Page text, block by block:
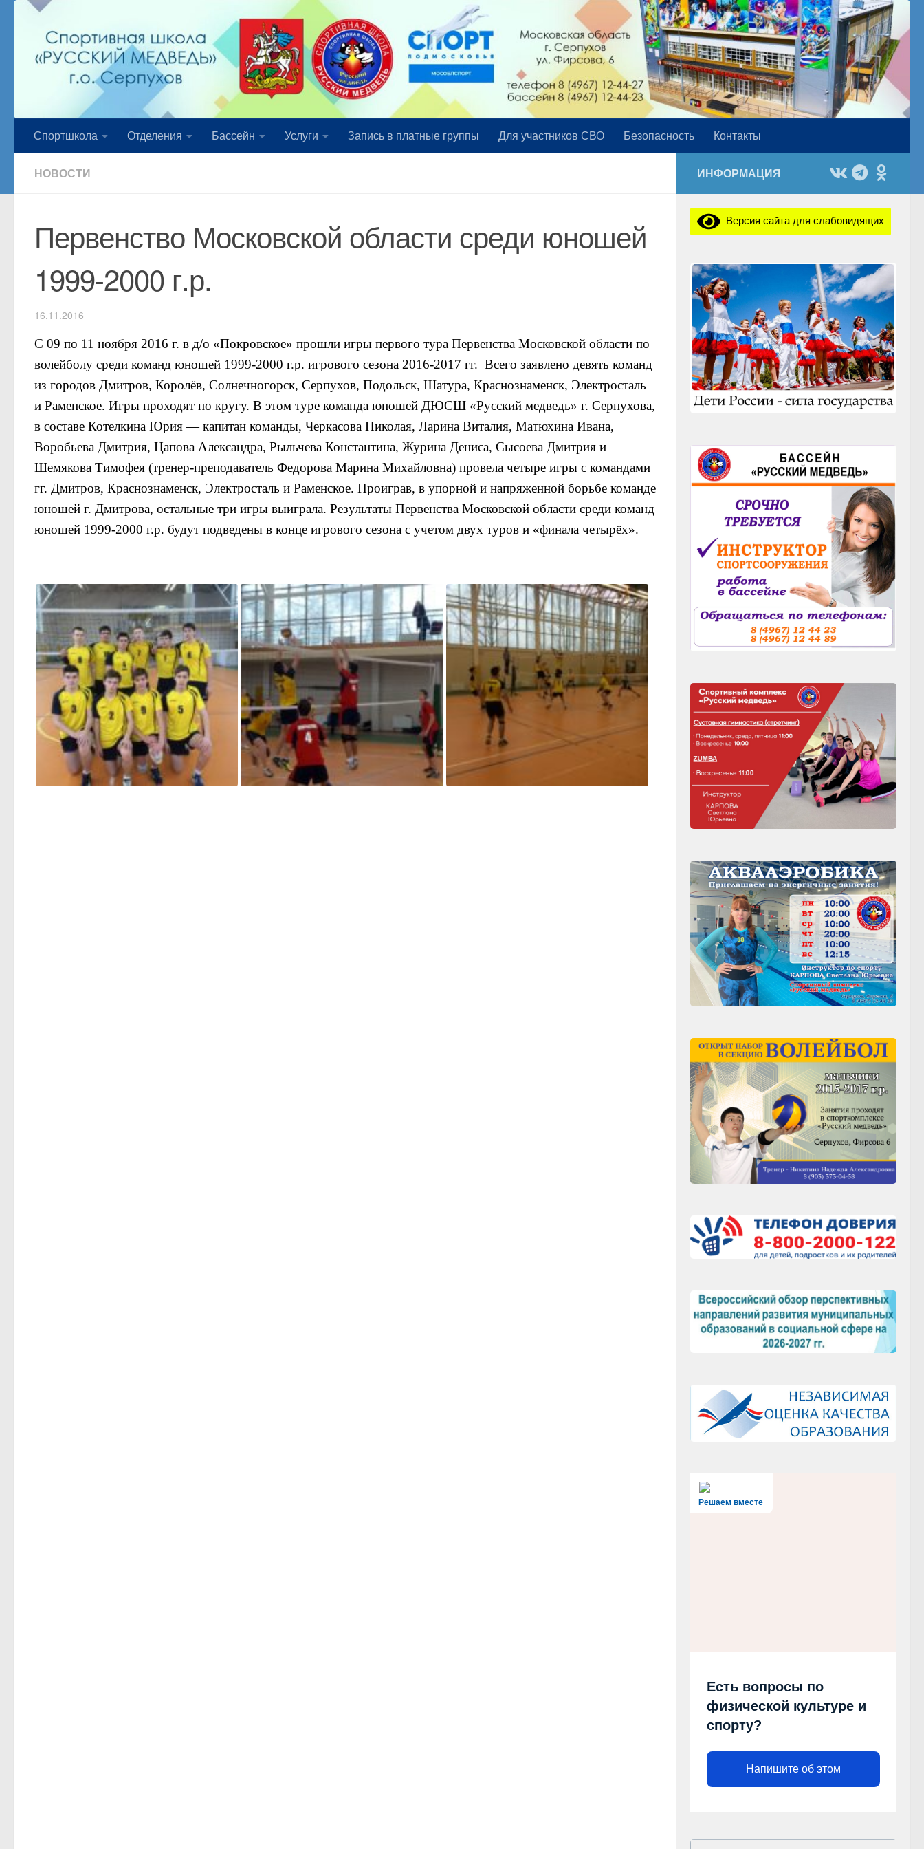
Спортшкола Отделения Бассейн Услуги Запись в платные группы Для участников СВО Безопасность Контакты
НОВОСТИ
Первенство Московской области среди юношей
1999-2000 г.р.
16.11.2016
С 09 по 11 ноября 2016 г. в д/о «Покровское» прошли игры первого тура Первенства Московской области по
волейболу среди команд юношей 1999-2000 г.р. игрового сезона 2016-2017 гг. Всего заявлено девять команд
из городов Дмитров, Королёв, Солнечногорск, Серпухов, Подольск, Шатура, Краснознаменск, Электросталь
и Раменское. Игры проходят по кругу. В этом туре команда юношей ДЮСШ «Русский медведь» г. Серпухова,
в составе Котелкина Юрия — капитан команды, Черкасова Николая, Ларина Виталия, Матюхина Ивана,
Воробьева Дмитрия, Цапова Александра, Рыльчева Константина, Журина Дениса, Сысоева Дмитрия и
Шемякова Тимофея (тренер-преподаватель Федорова Марина Михайловна) провела четыре игры с командами
гг. Дмитров, Краснознаменск, Электросталь и Раменское. Проиграв, в упорной и напряженной борьбе команде
юношей г. Дмитрова, остальные три игры выиграла. Результаты Первенства Московской области среди команд
юношей 1999-2000 г.р. будут подведены в конце игрового сезона с учетом двух туров и «финала четырёх».
ИНФОРМАЦИЯ
Версия сайта для слабовидящих
Решаем вместе
Есть вопросы по
физической культуре и
спорту?
Напишите об этом